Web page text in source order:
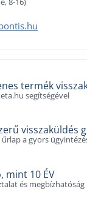
termék
segítségével
visszaküldés
a gyors
mint 10 ÉV
és megbízhatóság